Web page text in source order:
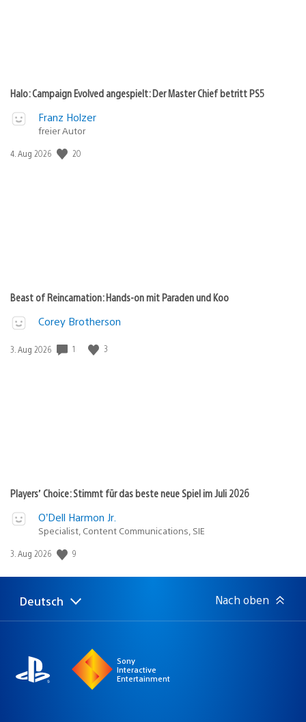
Halo: Campaign Evolved angespielt: Der Master Chief betritt PS5
Franz Holzer
freier Autor
Veröffentlichungsdatum:
4. Aug 2026 20
Beast of Reincarnation: Hands-on mit Paraden und Koo
Corey Brotherson
Veröffentlichungsdatum:
3. Aug 2026 1 3
Players’ Choice: Stimmt für das beste neue Spiel im Juli 2026
O’Dell Harmon Jr.
Specialist, Content Communications, SIE
Veröffentlichungsdatum:
3. Aug 2026 9
Select
Aktuelle
Deutsch Nach oben
Sony
Interactive
Entertainment